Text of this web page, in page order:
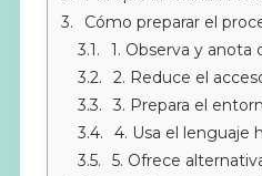
Cómo preparar el
1. Observa y anota
2. Reduce el
3. Prepara el
4. Usa el lenguaje
5. Ofrece